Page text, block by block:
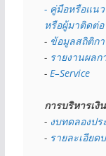
- คู่มือหรือแน
หรือผู้มาติดต่อ
- ข้อมูลสถิติก
- รายงานผลก
- E–Service
การบริหารเ
- งบทดลองปร
- รายละเอียด